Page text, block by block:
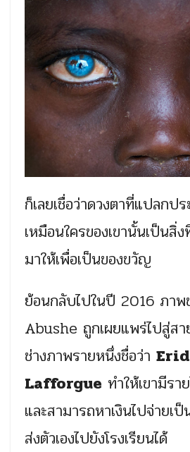
ก็เลยเชื่อว่าดวงตาที่แปลกป
เหมือนใครของเขานั้นเป็นสิ่
มาให้เพื่อเป็นของขวัญ
ย้อนกลับไปในปี 2016 ภาพ
Abushe ถูกเผยแพร่ไปสู่สา
ช่างภาพรายหนึ่งชื่อว่า Erid
Lafforgue ทำให้เขามีรา
และสามารถหาเงินไปจ่ายเ
ส่งตัวเองไปยังโรงเรียนได้